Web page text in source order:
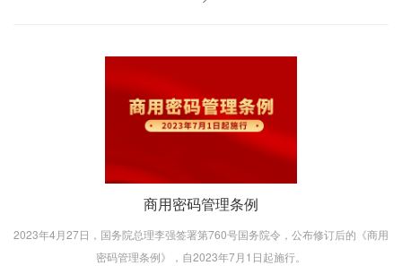
商用密码管理条例
2023年4月27日，国务院总理李强签署第760号国务院令，公布修订后的《商用
密码管理条例》，自2023年7月1日起施行。